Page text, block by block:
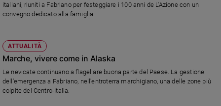
italiani, riuniti a Fabriano per festeggiare i 100 anni de L'Azione con un
convegno dedicato alla famiglia.
ATTUALITÀ
Marche, vivere come in Alaska
Le nevicate continuano a flagellare buona parte del Paese. La gestione
dell'emergenza a Fabriano, nell'entroterra marchigiano, una delle zone più
colpite del Centro-Italia.